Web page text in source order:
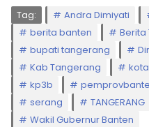
Tag: Andra Dimiyati
berita banten
Berita
bupati tangerang
Kab Tangerang
kp3b
serang
TANGERANG
Wakil Gubernur Banten